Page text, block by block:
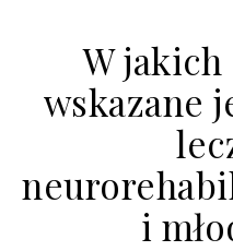
W
wskazane
i